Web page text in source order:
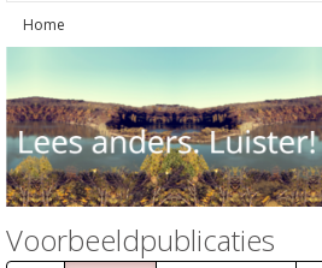
Home
Voorbeeldpublicaties